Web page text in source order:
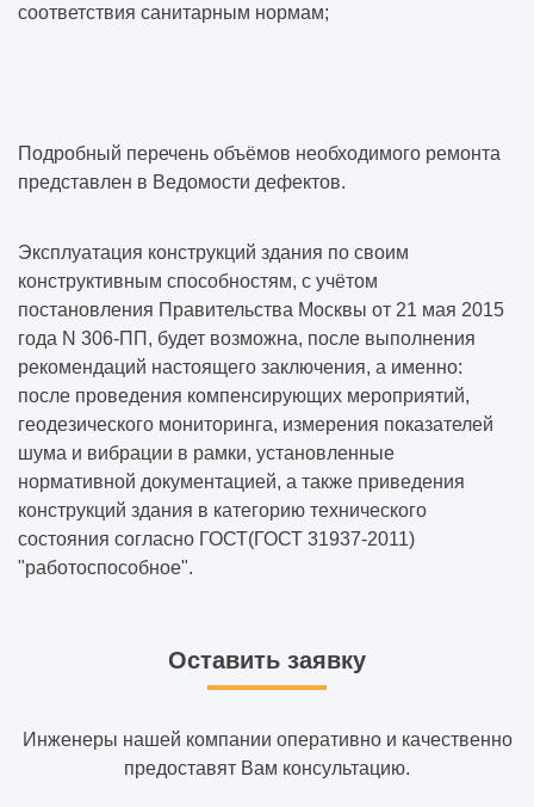
соответствия санитарным нормам;
Подробный перечень объёмов необходимого ремонта
представлен в Ведомости дефектов.
Эксплуатация конструкций здания по своим
конструктивным способностям, с учётом
постановления Правительства Москвы от 21 мая 2015
года N 306-ПП, будет возможна, после выполнения
рекомендаций настоящего заключения, а именно:
после проведения компенсирующих мероприятий,
геодезического мониторинга, измерения показателей
шума и вибрации в рамки, установленные
нормативной документацией, а также приведения
конструкций здания в категорию технического
состояния согласно ГОСТ(ГОСТ 31937-2011)
"работоспособное".
Оставить заявку
Инженеры нашей компании оперативно и качественно
предоставят Вам консультацию.